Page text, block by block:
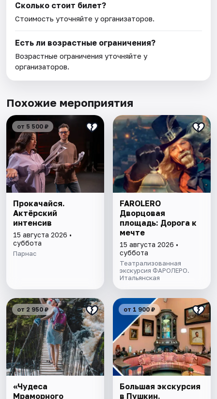
Сколько стоит билет?
Стоимость уточняйте у организаторов.
Есть ли возрастные ограничения?
Возрастные ограничения уточняйте у
организаторов.
Похожие мероприятия
от 5 500 ₽
Прокачайся.
Актёрский
интенсив
15 августа 2026 •
суббота
Парнас
FAROLERO
Дворцовая
площадь: Дорога к
мечте
15 августа 2026 •
суббота
Театрализованная
экскурсия ФАРОЛЕРО.
Итальянская
от 2 950 ₽
«Чудеса
Мраморного
от 1 900 ₽
Большая экскурсия
в Пушкин.